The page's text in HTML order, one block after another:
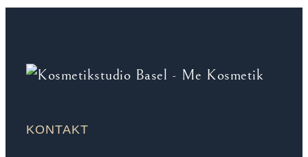
KONTAKT